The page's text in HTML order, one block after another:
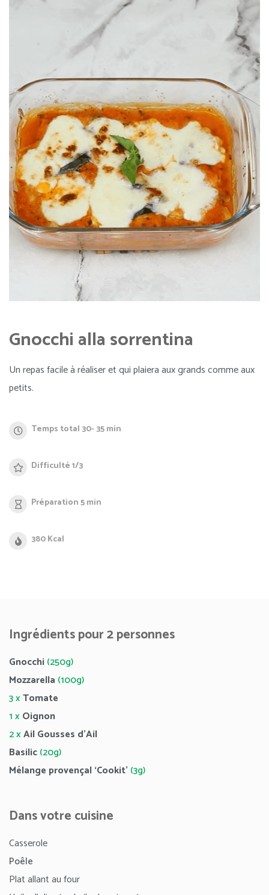
Gnocchi alla sorrentina
Un repas facile à réaliser et qui plaiera aux grands comme aux
petits.
Temps total 30- 35 min
Difficulté 1/3
Préparation 5 min
380 Kcal
Ingrédients pour 2 personnes
Gnocchi(250g)
Mozzarella (100g)
3 xTomate
1 xOignon
2 xAil Gousses d’Ail
Basilic(20g)
Mélange provençal ‘Cookit’ (3g)
Dans votre cuisine
Casserole
Poêle
Plat allant au four